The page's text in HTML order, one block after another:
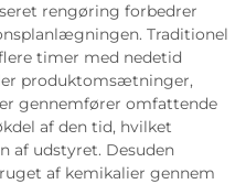
rengøring forbedrer
Traditionel
timer med nedetid
produktomsætninger,
gennemfører omfattende
af den tid, hvilket
af udstyret. Desuden
af kemikalier gennem